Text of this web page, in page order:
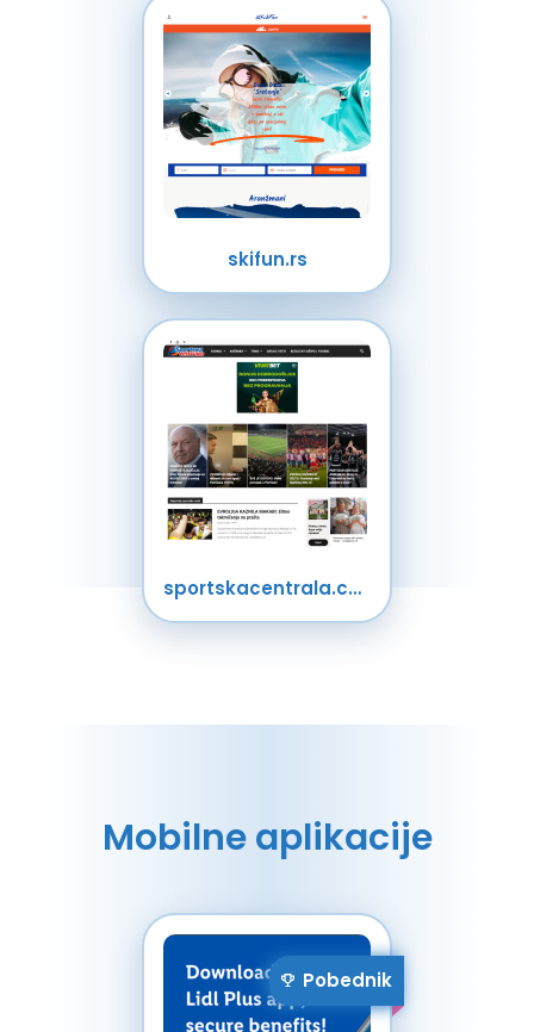
skifun.rs
sportskacentrala.com
Mobilne aplikacije
Pobednik